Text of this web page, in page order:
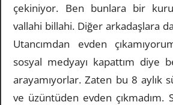
çekiniyor. Ben bunlara bir
vallahi billahi. Diğer arkadaşlara
Utancımdan evden
sosyal medyayı kapattım diye
arayamıyorlar. Zaten bu 8 aylık
ve üzüntüden evden çıkmadım.